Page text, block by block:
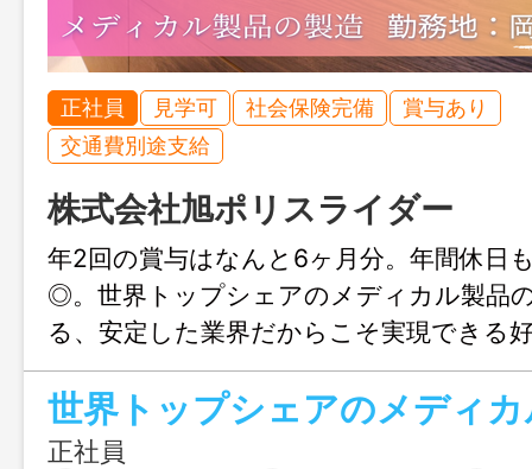
正社員 見学可 社会保険完備
賞与あり
交通費別途支給
株式会社旭ポリスライダー
年2回の賞与はなんと6ヶ月分。年間休日
◎。世界トップシェアのメディカル製品
る、安定した業界だからこそ実現できる
です。⋆賞与については昨年実績
正社員